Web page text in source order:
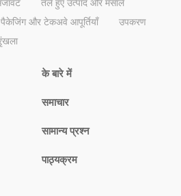
पैकेजिंग और टेकअवे आपूर्तियाँ
उपकरण
के बारे में
समाचार
सामान्य प्रश्न
पाठ्यक्रम